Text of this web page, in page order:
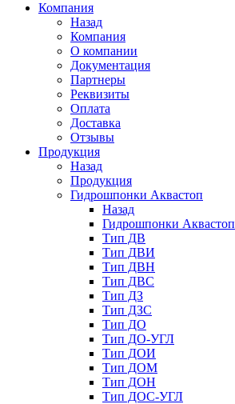
Компания
Назад
Компания
О компании
Документация
Партнеры
Реквизиты
Оплата
Доставка
Отзывы
Продукция
Назад
Продукция
Гидрошпонки Аквастоп
Назад
Гидрошпонки Аквастоп
Тип ДВ
Тип ДВИ
Тип ДВН
Тип ДВС
Тип ДЗ
Тип ДЗС
Тип ДО
Тип ДО-УГЛ
Тип ДОИ
Тип ДОМ
Тип ДОН
Тип ДОС-УГЛ